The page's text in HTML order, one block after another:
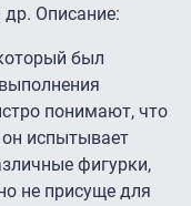
др. Описание:
был
понимают, что
испытывает
фигурки,
не присуще для